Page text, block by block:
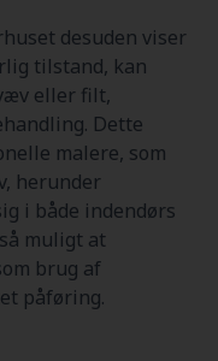
desuden viser
tilstand, kan
eller filt,
Dette
malere, som
herunder
i både indendørs
muligt at
brug af
påføring.